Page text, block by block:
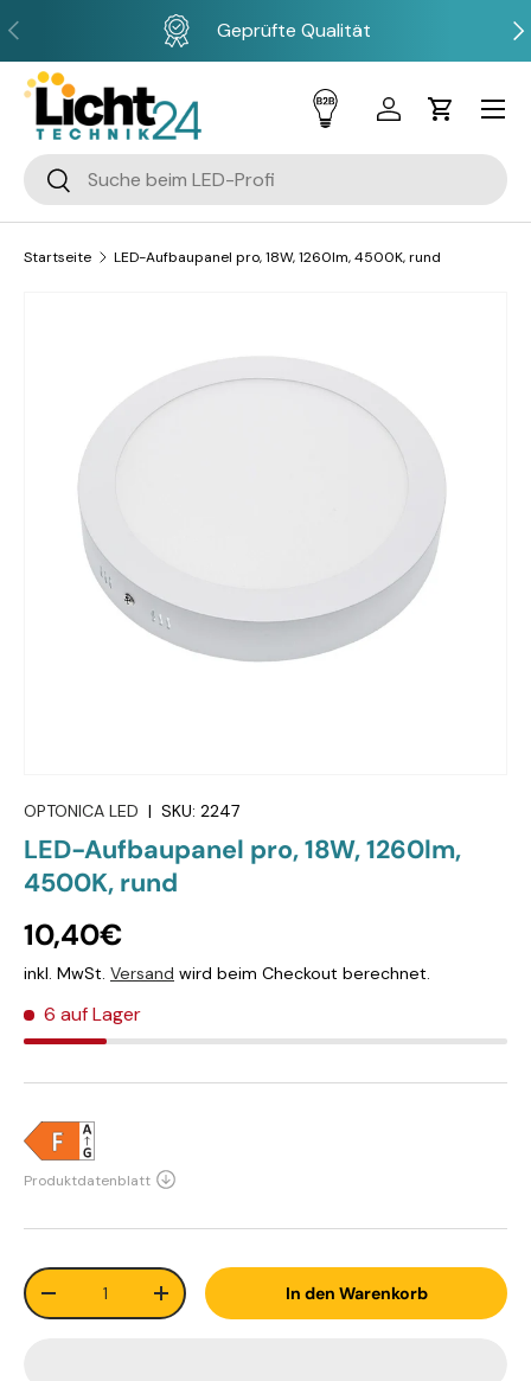
Direkt zum Inhalt
Vorherige Geprüfte Qualität
Suchen
Suchen
Einloggen
Menü
Startseite LED-Aufbaupanel pro, 18W, 1260lm, 4500K, rund
OPTONICA LED | SKU: 2247
LED-Aufbaupanel pro, 18W, 1260lm,
4500K, rund
10,40€
inkl. MwSt. Versand wird beim Checkout berechnet.
6 auf Lager
Anzahl
-
+ In den Warenkorb